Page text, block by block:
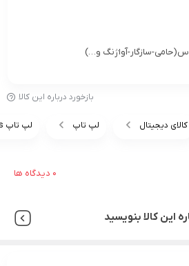
بازخورد درباره این کالا
کالای دیجیتال لپ تاپ لپ تاپ Asus
0 دیدگاه ها
این کالا بنویسید